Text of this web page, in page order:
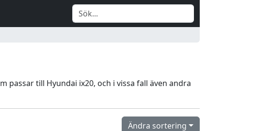
till Hyundai ix20, och i vissa fall även andra
Ändra sortering